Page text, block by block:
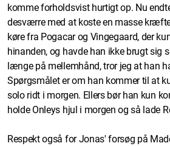
komme forholdsvist hurtigt op. Nu
desværre med at koste en masse
køre fra Pogacar og Vingegaard, der
hinanden, og havde han ikke brugt sig
længe på mellemhånd, tror jeg at han
Spørgsmålet er om han kommer til at
solo ridt i morgen. Ellers bør han kun
holde Onleys hjul i morgen og så lade
Respekt også for Jonas' forsøg på